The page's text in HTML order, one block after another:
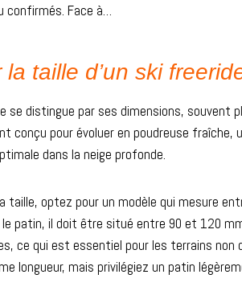
confirmés. Face à…
la taille d’un ski
se distingue par ses dimensions, souvent
conçu pour évoluer en poudreuse
dans la neige profonde.
taille, optez pour un modèle qui mesure
le patin, il doit être situé entre 90 et 120
ce qui est essentiel pour les terrains non
longueur, mais privilégiez un patin